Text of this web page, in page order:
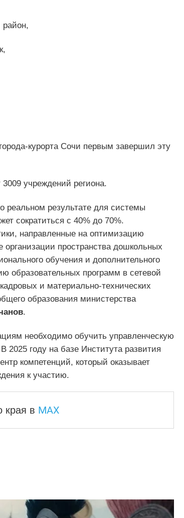
курорта Сочи первым завершил эту
учреждений региона.
реальном результате для системы
сократиться с 40% до 70%.
направленные на оптимизацию
пространства дошкольных
обучения и дополнительного
образовательных программ в сетевой
и материально-технических
образования министерства
.
необходимо обучить управленческую
2025 году на базе Института развития
компетенций, который оказывает
к участию.
края в MAX